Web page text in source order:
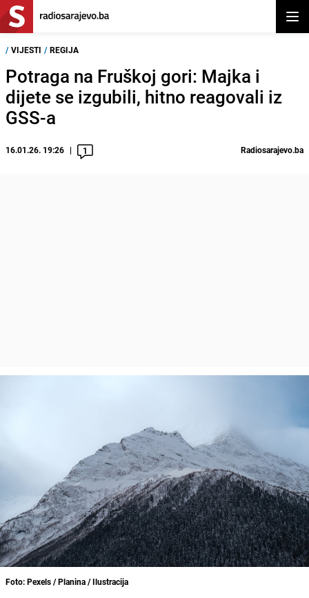
/ VIJESTI / REGIJA
Potraga na Fruškoj gori: Majka i
dijete se izgubili, hitno reagovali iz
GSS-a
16.01.26. 19:26 1 Radiosarajevo.ba
Foto: Pexels / Planina / Ilustracija